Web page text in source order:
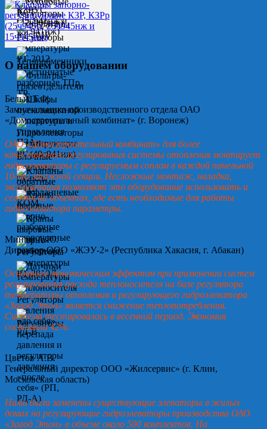
О нашем оборудовании
Белых Т.Ф.
Замначальника производственного отдела ОАО
«Домостроительный комбинат» (г. Воронеж)
ОАО «Домостроительный комбинат» для более
качественного регулирования системы отопления монтирует
гидроэлеваторы с регулируемым соплом в каждой панельной
10-ти этажной секции. Несложные монтаж, наладка,
эксплуатация позволяют это оборудование использовать и
сегодня на объектах, где есть необходимые для работы
гидроэлеватора параметры.
Минин А.Ю.
Директор ООО «ЖЭУ-2» (Республика Хакасия, г. Абакан)
Основным экономическим эффектом при применении систем
регулирования расхода теплоносителя на базе регулятора
температуры отопления и регулирующего гидроэлеватора
«Завод Этон» является снижение теплопотребления.
Система тестировалась в весенний период. Экономия
составила 42%.
Цветов А.В.
Генеральный директор ООО «Жилсервис» (г. Клин,
Московская область)
Нами были заменены существующие элеваторы в жилых
домах на регулирующие гидроэлеваторы производства ОАО
«Завод Этон» в объеме около 500 комплектов. На